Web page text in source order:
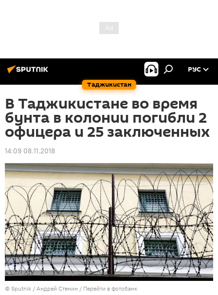
Таджикистан
РУС
В Таджикистане во время
бунта в колонии погибли 2
офицера и 25 заключенных
14:09 08.11.2018
© Sputnik / Андрей Стенин / Перейти в фотобанк